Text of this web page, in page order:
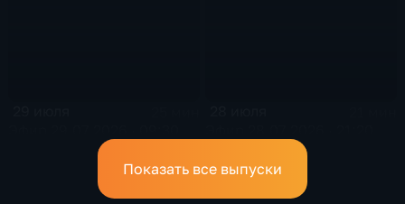
Показать все выпуски